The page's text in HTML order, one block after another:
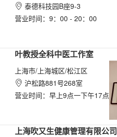
 泰德科技园B座9-3
营业时间：9：00 - 20：00
叶教授全科中医工作室
上海市/上海城区/松江区
 沪松路881号268室
营业时间：早上9点一下午17点
上海吹又生健康管理有限公司